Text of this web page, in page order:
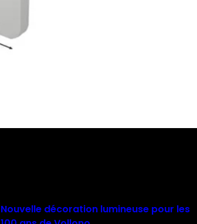
Nouvelle décoration lumineuse pour les